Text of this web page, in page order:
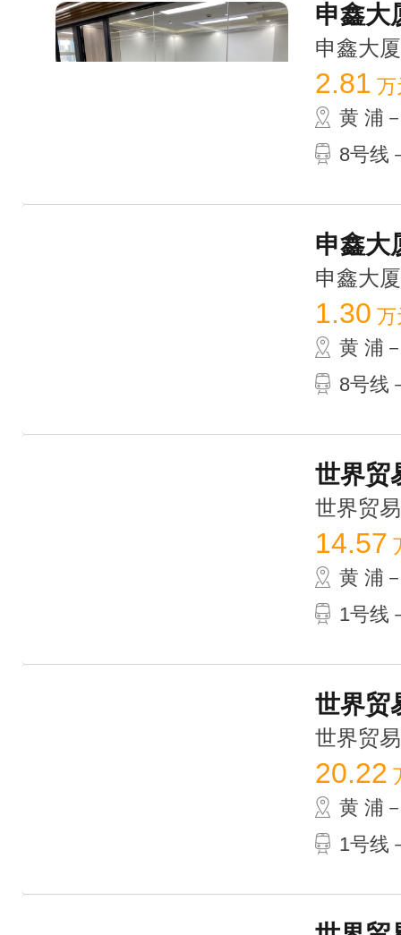
申鑫大
申鑫大
2.81 万
黄 浦
8号线
申鑫大
申鑫大
1.30 万
黄 浦
8号线
世界贸
世界贸
14.57
黄 浦
1号线
世界贸
世界贸
20.22
黄 浦
1号线